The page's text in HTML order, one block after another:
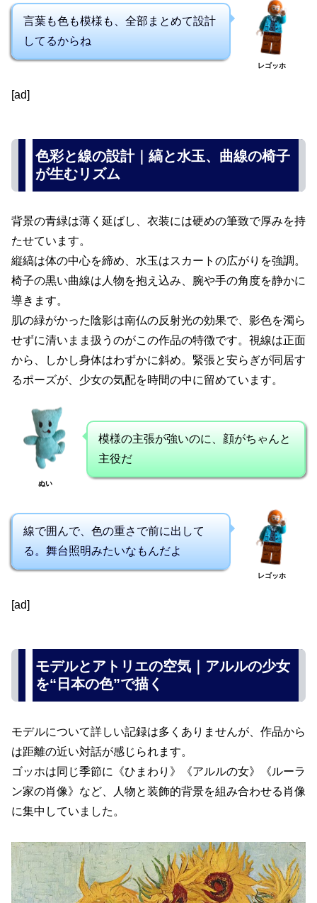
言葉も色も模様も、全部まとめて設計
してるからね
レゴッホ
[ad]
色彩と線の設計｜縞と水玉、曲線の椅子
が生むリズム
背景の青緑は薄く延ばし、衣装には硬めの筆致で厚みを持
たせています。
縦縞は体の中心を締め、水玉はスカートの広がりを強調。
椅子の黒い曲線は人物を抱え込み、腕や手の角度を静かに
導きます。
肌の緑がかった陰影は南仏の反射光の効果で、影色を濁ら
せずに清いまま扱うのがこの作品の特徴です。視線は正面
から、しかし身体はわずかに斜め。緊張と安らぎが同居す
るポーズが、少女の気配を時間の中に留めています。
ぬい
模様の主張が強いのに、顔がちゃんと
主役だ
線で囲んで、色の重さで前に出して
る。舞台照明みたいなもんだよ
レゴッホ
[ad]
モデルとアトリエの空気｜アルルの少女
を“日本の色”で描く
モデルについて詳しい記録は多くありませんが、作品から
は距離の近い対話が感じられます。
ゴッホは同じ季節に《ひまわり》《アルルの女》《ルーラ
ン家の肖像》など、人物と装飾的背景を組み合わせる肖像
に集中していました。